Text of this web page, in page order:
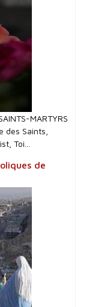
MARTYRS
des Saints,
Toi...
de